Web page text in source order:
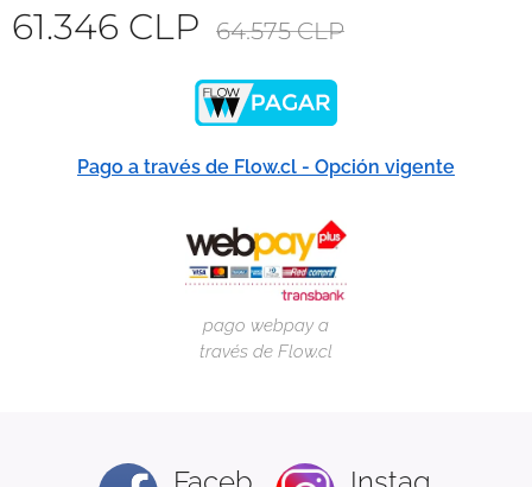
61.346 CLP 64.575CLP
Pago a través de Flow.cl - Opción vigente
pago webpay a
través de Flow.cl